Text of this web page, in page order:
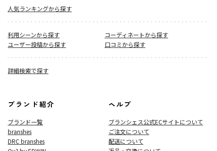
人気ランキングから探す
利用シーンから探す
コーディネートから探す
ユーザー投稿から探す
口コミから探す
詳細検索で探す
ブランド紹介
ブランド一覧
branshes
DRC branshes
ヘルプ
ブランシェス公式ECサイトについて
ご注文について
配送について